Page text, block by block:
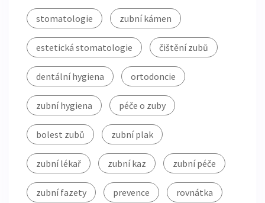
stomatologie zubní kámen
estetická stomatologie čištění zubů
dentální hygiena ortodoncie
zubní hygiena péče o zuby
bolest zubů zubní plak
zubní lékař zubní kaz zubní péče
zubní fazety prevence rovnátka